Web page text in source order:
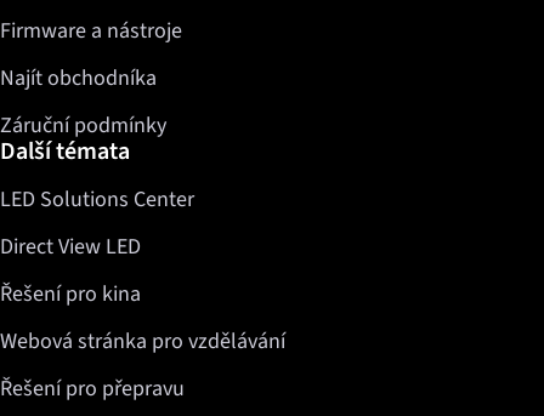
Firmware a nástroje
Najít obchodníka
Záruční podmínky
Další témata
LED Solutions Center
Direct View LED
Řešení pro kina
Webová stránka pro vzdělávání
Řešení pro přepravu